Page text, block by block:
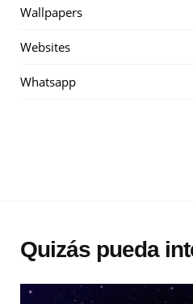
Wallpapers
Websites
Whatsapp
Quizás pueda